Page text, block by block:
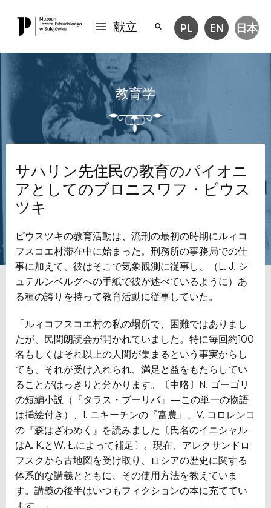
献立 PL EN 日本
教育学
サハリン先住民の教育のパイオニ
アとしてのブロニスワフ・ピウス
ツキ
ピウスツキの教育活動は、流刑の最初の時期にルィコ
フスコエ村滞在中に始まった。刑務所の事務局での仕
事に加えて、彼はそこで気象観測に従事し、（L. J. シ
ュテルンベルグへの手紙で彼が述べているように）あ
る種の誇りを持って教育活動に従事していた。
「ルィコフスコエ村の私の場所で、困難ではありまし
たが、民間朗読会が開かれていました。特に毎回約100
名もしくはそれ以上の人間が集まるという事実からし
ても、それが受け入れられ、満足と益をもたらしてい
ることがはっきりと分かります。〔中略〕N. ゴーゴリ
の短編小説（『タラス・ブーリバ』—この単一の物語
は挿絵付き）、I. ニキーチンの『富農』、V. コロレンコ
の『森はざわめく』を読みました〔氏名のイニシャル
はA. K.とW. Ł.によって補足〕。現在、アレクサンドロ
フスクから古地図を受け取り、ロシアの歴史に関する
体系的な講義とともに、その使用方法を教えていま
す。講義の後半はいつもフィクションの本に充ててい